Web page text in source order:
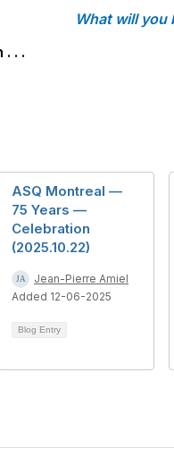
What will you
. .
ASQ Montreal —
75 Years —
Celebration
(2025.10.22)
Jean-Pierre Amiel
Added 12-06-2025
Blog Entry